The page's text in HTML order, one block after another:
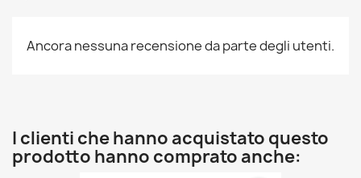
Ancora nessuna recensione da parte degli utenti.
I clienti che hanno acquistato questo
prodotto hanno comprato anche: